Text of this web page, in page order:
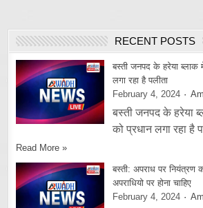
RECENT POSTS
बस्ती जनपद के हरेया ब्लाक
लगा रहा है पलीता
February 4, 2024
बस्ती जनपद के हरेया
को प्रधान लगा रहा है
Read More »
बस्ती: अपराध पर
अपराधियो पर होना चाहिए
February 4, 2024